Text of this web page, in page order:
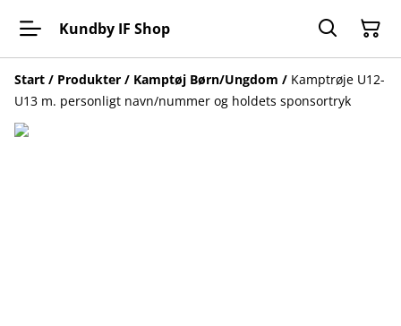
Kundby IF Shop
Start / Produkter / Kamptøj Børn/Ungdom / Kamptrøje U12-
U13 m. personligt navn/nummer og holdets sponsortryk